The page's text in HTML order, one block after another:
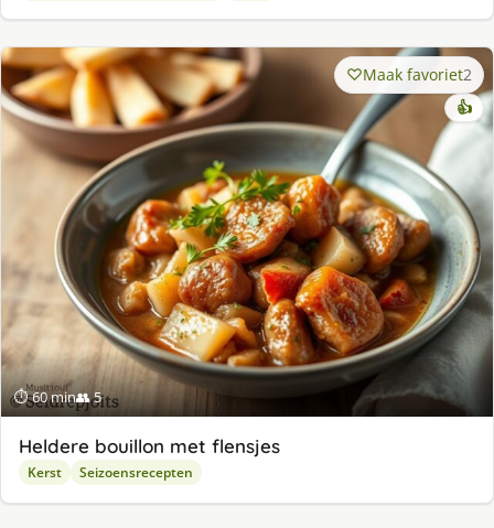
⏱ 60 min👥 5
Maak favoriet2
👍
Heldere bouillon met flensjes
Kerst Seizoensrecepten